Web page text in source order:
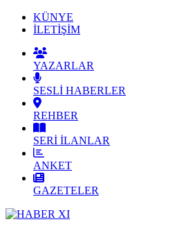
KÜNYE
İLETİŞİM
YAZARLAR
SESLİ HABERLER
REHBER
SERİ İLANLAR
ANKET
GAZETELER